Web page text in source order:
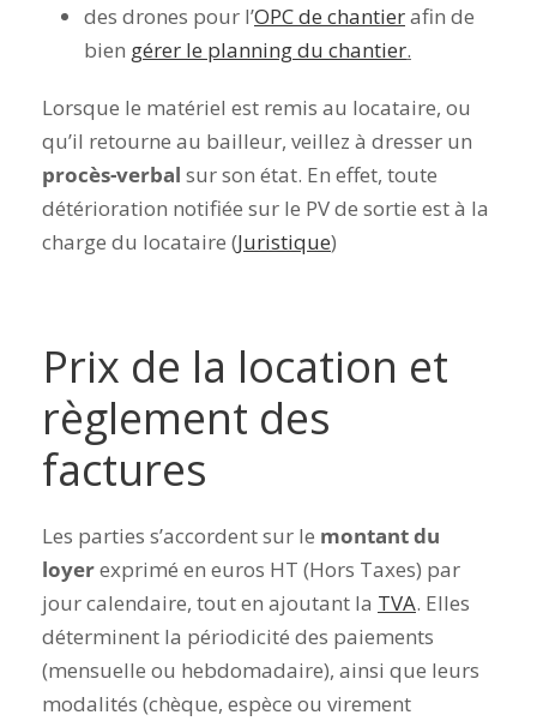
des drones pour l’OPC de chantierafin de
bien gérer le planning du chantier.
Lorsque le matériel est remis au locataire, ou
qu’il retourne au bailleur, veillez à dresser un
procès-verbal sur son état. En effet, toute
détérioration notifiée sur le PV de sortie est à la
charge du locataire (Juristique)
Prix de la location et
règlement des
factures
Les parties s’accordent sur le montant du
loyerexprimé en euros HT (Hors Taxes) par
jour calendaire, tout en ajoutant la TVA. Elles
déterminent la périodicité des paiements
(mensuelle ou hebdomadaire), ainsi que leurs
modalités (chèque, espèce ou virement